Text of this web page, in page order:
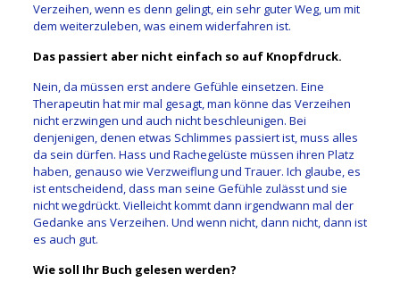
Verzeihen, wenn es denn gelingt, ein sehr guter Weg, um mit
dem weiterzuleben, was einem widerfahren ist.
Das passiert aber nicht einfach so auf Knopfdruck.
Nein, da müssen erst andere Gefühle einsetzen. Eine
Therapeutin hat mir mal gesagt, man könne das Verzeihen
nicht erzwingen und auch nicht beschleunigen. Bei
denjenigen, denen etwas Schlimmes passiert ist, muss alles
da sein dürfen. Hass und Rachegelüste müssen ihren Platz
haben, genauso wie Verzweiflung und Trauer. Ich glaube, es
ist entscheidend, dass man seine Gefühle zulässt und sie
nicht wegdrückt. Vielleicht kommt dann irgendwann mal der
Gedanke ans Verzeihen. Und wenn nicht, dann nicht, dann ist
es auch gut.
Wie soll Ihr Buch gelesen werden?